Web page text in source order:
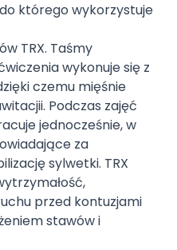
którego wykorzystuje
TRX. Taśmy
wykonuje się z
czemu mięśnie
Podczas zajęć
jednocześnie, w
za
sylwetki. TRX
przed kontuzjami
stawów i